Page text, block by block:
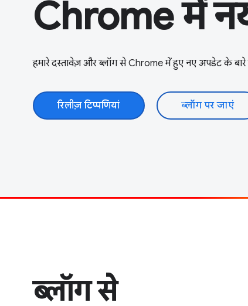
Chrome में
हमारे दस्तावेज़ और ब्लॉग से Chrome में हुए नए अपडेट के बारे
रिलीज़ टिप्पणियां ब्लॉग पर जाएं
ब्लॉग से